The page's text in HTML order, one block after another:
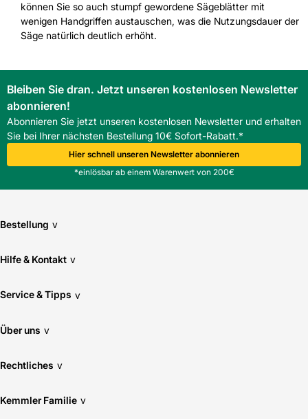
können Sie so auch stumpf gewordene Sägeblätter mit
wenigen Handgriffen austauschen, was die Nutzungsdauer der
Säge natürlich deutlich erhöht.
Bleiben Sie dran. Jetzt unseren kostenlosen Newsletter
abonnieren!
Abonnieren Sie jetzt unseren kostenlosen Newsletter und erhalten
Sie bei Ihrer nächsten Bestellung 10€ Sofort-Rabatt.*
Hier schnell unseren Newsletter abonnieren
*einlösbar ab einem Warenwert von 200€
Bestellung v
Hilfe & Kontakt v
Service & Tipps v
Über uns v
Rechtliches v
Kemmler Familie v